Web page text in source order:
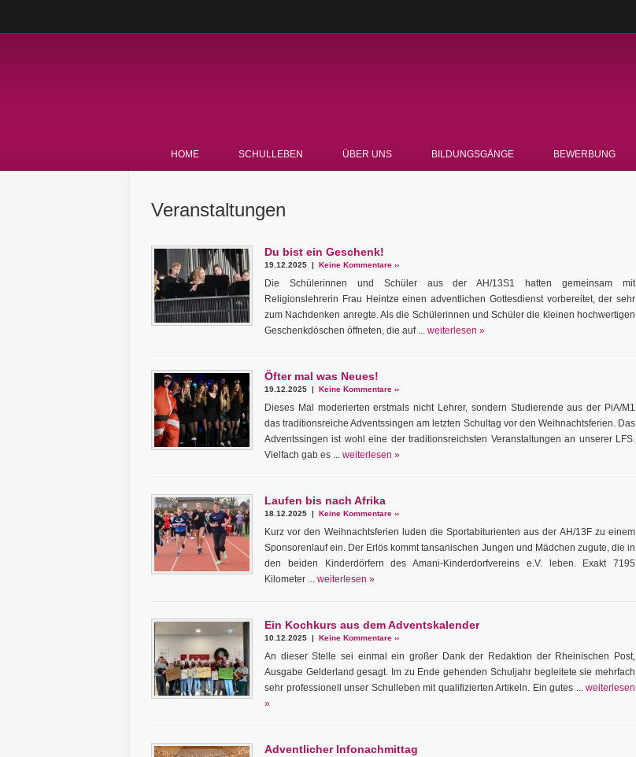
HOME SCHULLEBEN ÜBER UNS BILDUNGSGÄNGE BEWERBUNG
Veranstaltungen
Du bist ein Geschenk!
19.12.2025 | Keine Kommentare ››
Die Schülerinnen und Schüler aus der AH/13S1 hatten gemeinsam mit
Religionslehrerin Frau Heintze einen adventlichen Gottesdienst vorbereitet, der sehr
zum Nachdenken anregte. Als die Schülerinnen und Schüler die kleinen hochwertigen
Geschenkdöschen öffneten, die auf ... weiterlesen »
Öfter mal was Neues!
19.12.2025 | Keine Kommentare ››
Dieses Mal moderierten erstmals nicht Lehrer, sondern Studierende aus der PiA/M1
das traditionsreiche Adventssingen am letzten Schultag vor den Weihnachtsferien. Das
Adventssingen ist wohl eine der traditionsreichsten Veranstaltungen an unserer LFS.
Vielfach gab es ... weiterlesen »
Laufen bis nach Afrika
18.12.2025 | Keine Kommentare ››
Kurz vor den Weihnachtsferien luden die Sportabiturienten aus der AH/13F zu einem
Sponsorenlauf ein. Der Erlös kommt tansanischen Jungen und Mädchen zugute, die in
den beiden Kinderdörfern des Amani-Kinderdorfvereins e.V. leben. Exakt 7195
Kilometer ... weiterlesen »
Ein Kochkurs aus dem Adventskalender
10.12.2025 | Keine Kommentare ››
An dieser Stelle sei einmal ein großer Dank der Redaktion der Rheinischen Post,
Ausgabe Gelderland gesagt. Im zu Ende gehenden Schuljahr begleitete sie mehrfach
sehr professionell unser Schulleben mit qualifizierten Artikeln. Ein gutes ... weiterlesen
»
Adventlicher Infonachmittag